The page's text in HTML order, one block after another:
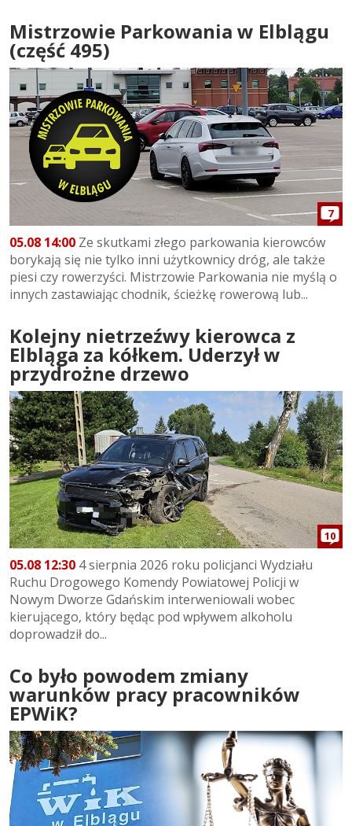
Mistrzowie Parkowania w Elblągu
(część 495)
7
05.08 14:00 Ze skutkami złego parkowania kierowców
borykają się nie tylko inni użytkownicy dróg, ale także
piesi czy rowerzyści. Mistrzowie Parkowania nie myślą o
innych zastawiając chodnik, ścieżkę rowerową lub...
Kolejny nietrzeźwy kierowca z
Elbląga za kółkem. Uderzył w
przydrożne drzewo
10
05.08 12:30 4 sierpnia 2026 roku policjanci Wydziału
Ruchu Drogowego Komendy Powiatowej Policji w
Nowym Dworze Gdańskim interweniowali wobec
kierującego, który będąc pod wpływem alkoholu
doprowadził do...
Co było powodem zmiany
warunków pracy pracowników
EPWiK?